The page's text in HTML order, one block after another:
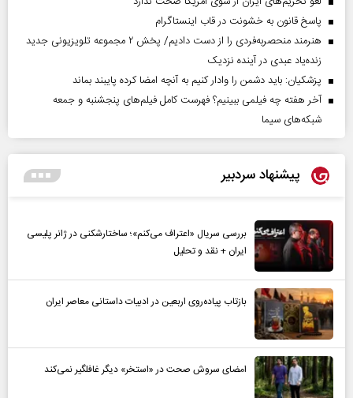
پاسخ قانون به خشونت در قاب اینستاگرام
هنرمند منحصر‌به‌فردی را از دست دادیم/ پخش ۲ مجموعه تلویزیونی جدید
زنده‌یاد عبدی در آینده نزدیک
پزشکیان: باید دشمن را وادار کنیم به آنچه امضا کرده پایبند بماند
آخر هفته چه فیلمی ببینیم؟ فهرست کامل فیلم‌های پنجشنبه و جمعه
شبکه‌های سیما
پیشنهاد سردبیر
بررسی سریال «اعتراف می‌کنم»؛ ساختارشکنی در ژانر پلیسی
ایران + نقد و تحلیل
بازتاب پیاده‌روی اربعین در ادبیات داستانی معاصر ایران
امضای سروش صحت در «استخر» دیگر غافلگیر نمی‌کند